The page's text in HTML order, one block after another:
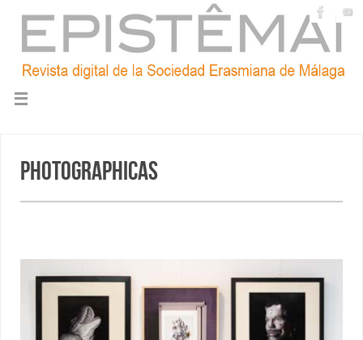
Photographicas